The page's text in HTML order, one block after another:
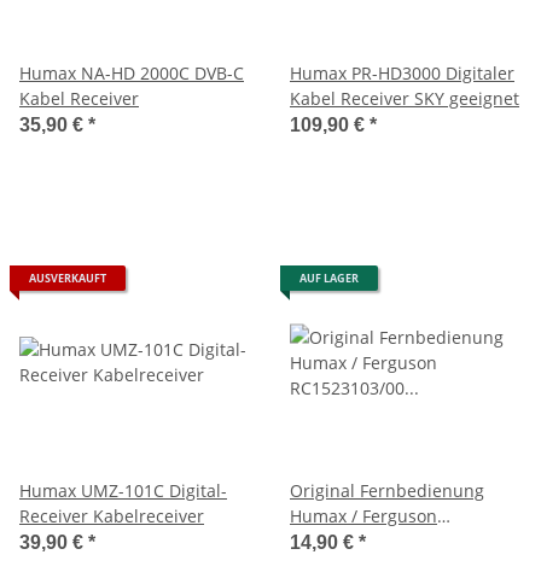
Humax NA-HD 2000C DVB-C
Kabel Receiver
35,90 € *
Humax PR-HD3000 Digitaler
Kabel Receiver SKY geeignet
109,90 € *
AUSVERKAUFT
Humax UMZ-101C Digital-
Receiver Kabelreceiver
39,90 € *
AUF LAGER
Original Fernbedienung
Humax / Ferguson
RC1523103/00 für FDTT2500
14,90 € *